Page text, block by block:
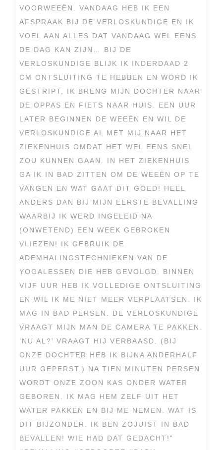
VOORWEEËN. VANDAAG HEB IK EEN
AFSPRAAK BIJ DE VERLOSKUNDIGE EN IK
VOEL AAN ALLES DAT VANDAAG WEL EENS
DE DAG KAN ZIJN… BIJ DE
VERLOSKUNDIGE BLIJK IK INDERDAAD 2
CM ONTSLUITING TE HEBBEN EN WORD IK
GESTRIPT, IK BRENG MIJN DOCHTER NAAR
DE OPPAS EN FIETS NAAR HUIS. EEN UUR
LATER BEGINNEN DE WEEËN EN WIL DE
VERLOSKUNDIGE AL MET MIJ NAAR HET
ZIEKENHUIS OMDAT HET WEL EENS SNEL
ZOU KUNNEN GAAN. IN HET ZIEKENHUIS
GA IK IN BAD ZITTEN OM DE WEEËN OP TE
VANGEN EN WAT GAAT DIT GOED! HEEL
ANDERS DAN BIJ MIJN EERSTE BEVALLING
WAARBIJ IK WERD INGELEID NA
(ONWETEND) EEN WEEK GEBROKEN
VLIEZEN! IK GEBRUIK DE
ADEMHALINGSTECHNIEKEN VAN DE
YOGALESSEN DIE HEB GEVOLGD. BINNEN
VIJF UUR HEB IK VOLLEDIGE ONTSLUITING
EN WIL IK ME NIET MEER VERPLAATSEN. IK
MAG IN BAD PERSEN. DE VERLOSKUNDIGE
VRAAGT MIJN MAN DE CAMERA TE PAKKEN.
‘NU AL?’ VRAAGT HIJ VERBAASD. (BIJ
ONZE DOCHTER HEB IK BIJNA ANDERHALF
UUR GEPERST.) NA TIEN MINUTEN PERSEN
WORDT ONZE ZOON KAS ONDER WATER
GEBOREN. IK MAG HEM ZELF UIT HET
WATER PAKKEN EN BIJ ME NEMEN. WAT IS
DIT BIJZONDER. IK BEN ZOJUIST IN BAD
BEVALLEN! WIE HAD DAT GEDACHT!”